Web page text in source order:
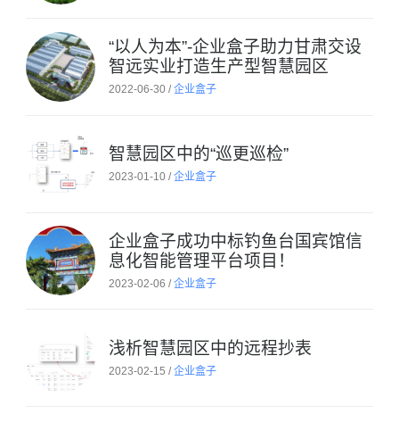
“以人为本”-企业盒子助力甘肃交设
智远实业打造生产型智慧园区
2022-06-30 /企业盒子
智慧园区中的“巡更巡检”
2023-01-10 /企业盒子
企业盒子成功中标钓鱼台国宾馆信
息化智能管理平台项目！
2023-02-06 /企业盒子
浅析智慧园区中的远程抄表
2023-02-15 /企业盒子